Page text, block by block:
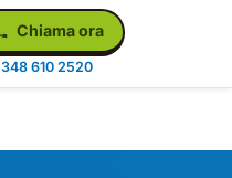
Chiama ora
348 610 2520